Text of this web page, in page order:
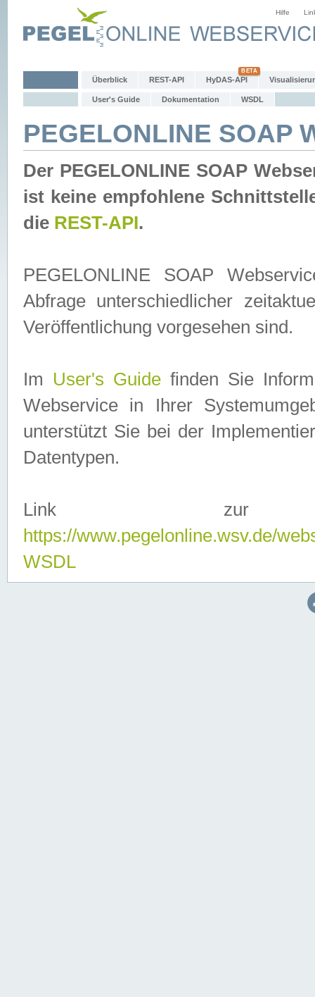
Hilfe
Überblick REST-API HyDAS-API
User's Guide Dokumentation WSDL
PEGELONLINE SOAP
Der PEGELONLINE SOAP
ist keine empfohlene
die REST-API.
PEGELONLINE SOAP
Abfrage unterschiedlicher
Veröffentlichung vorgesehen sind.
Im User's Guidefinden Sie
Webservice in Ihrer
unterstützt Sie bei der
Datentypen.
Link zur
https://www.pegelonline.wsv.de/
WSDL